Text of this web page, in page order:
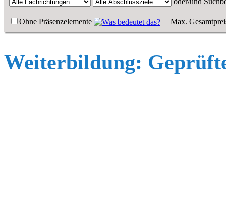
Ohne Präsenzelemente Max.
Weiterbildung: